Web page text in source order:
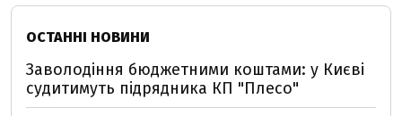
ОСТАННІ НОВИНИ
Заволодіння бюджетними коштами: у Києві
судитимуть підрядника КП "Плесо"